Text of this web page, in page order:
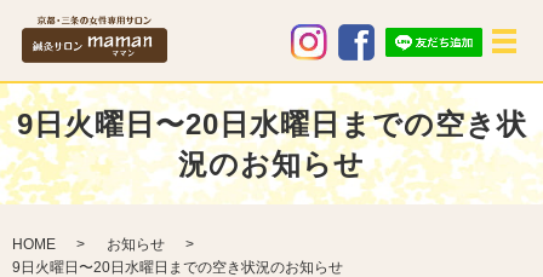
メ
9日火曜日〜20日水曜日までの空き状
況のお知らせ
HOME
お知らせ
9日火曜日〜20日水曜日までの空き状況のお知らせ